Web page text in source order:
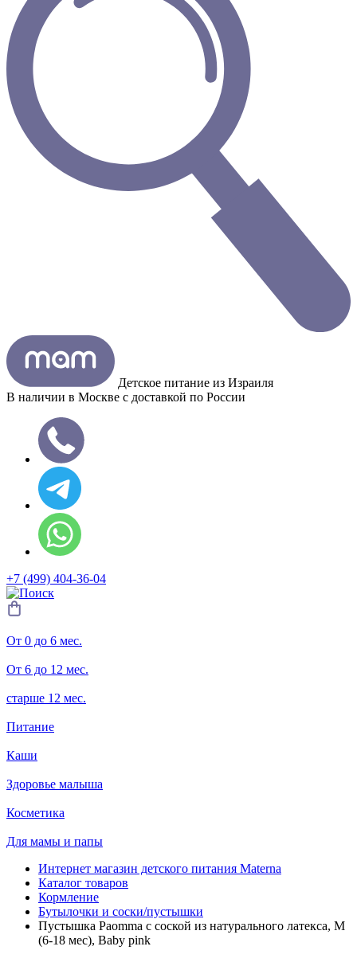
Детское питание из Израиля
В наличии в Москве с доставкой по России
+7 (499) 404-36-04
От 0 до 6 мес.
От 6 до 12 мес.
старше 12 мес.
Питание
Каши
Здоровье малыша
Косметика
Для мамы и папы
Интернет магазин детского питания Materna
Каталог товаров
Кормление
Бутылочки и соски/пустышки
Пустышка Paomma с соской из натурального латекса, M
(6-18 мес), Baby pink